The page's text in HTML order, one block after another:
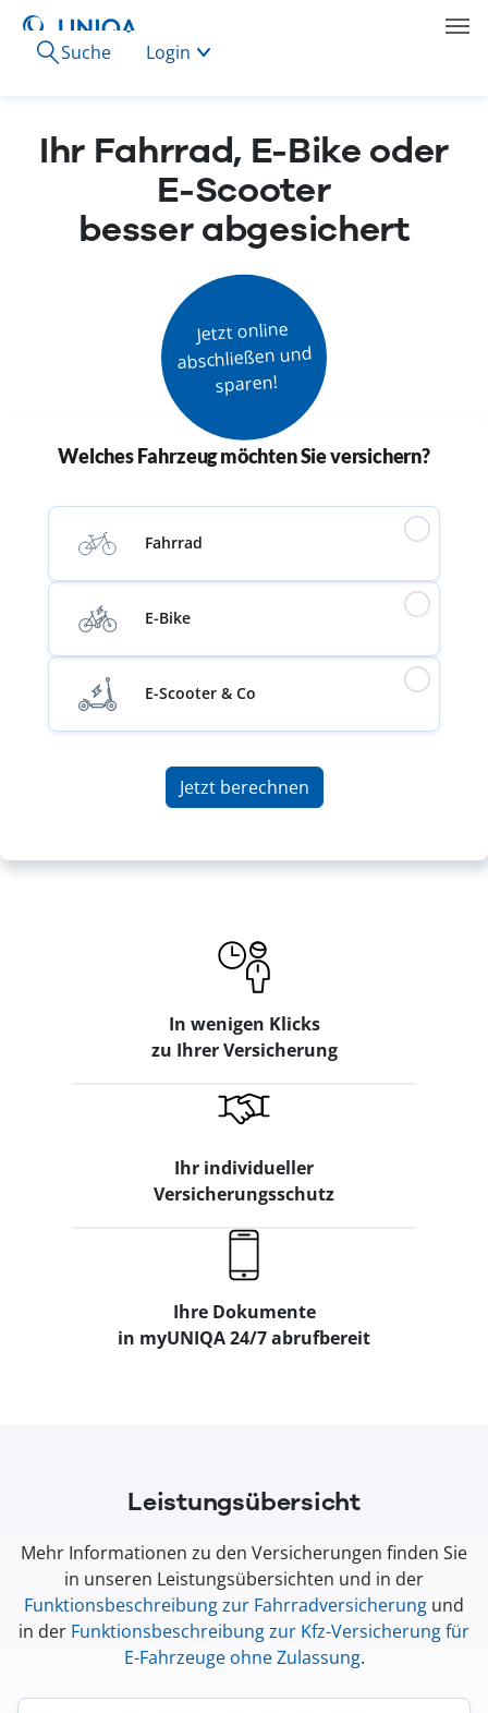
Suche Login
Ihr Fahrrad, E-Bike oder
E-Scooter
besser abgesichert
Jetzt online
abschließen und
sparen!
Welches Fahrzeug möchten Sie versichern?
Fahrrad
E-Bike
E-Scooter & Co
Jetzt berechnen
In wenigen Klicks
zu Ihrer Versicherung
Ihr individueller
Versicherungsschutz
Ihre Dokumente
in myUNIQA 24/7 abrufbereit
Leistungsübersicht
Mehr Informationen zu den Versicherungen finden Sie
in unseren Leistungsübersichten und in der
Funktionsbeschreibung zur Fahrradversicherung und
in der Funktionsbeschreibung zur Kfz-Versicherung für
E-Fahrzeuge ohne Zulassung.